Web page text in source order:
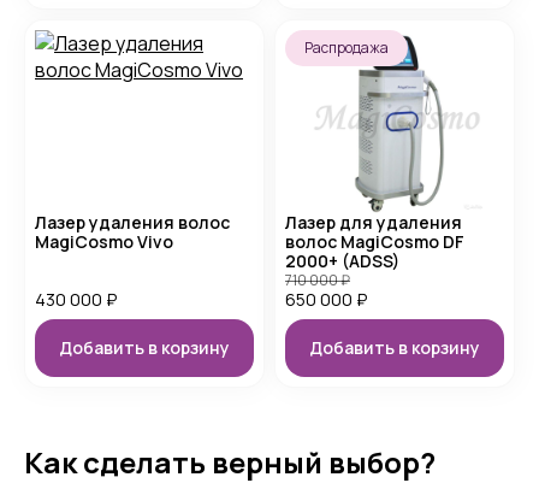
Лазер удаления волос
MagiCosmo Vivo
430 000 ₽
Добавить в корзину
Распродажа
Лазер для удаления
волос MagiCosmo DF
2000+ (ADSS)
650 000 ₽
710 000₽
Добавить в корзину
Как сделать верный выбор?